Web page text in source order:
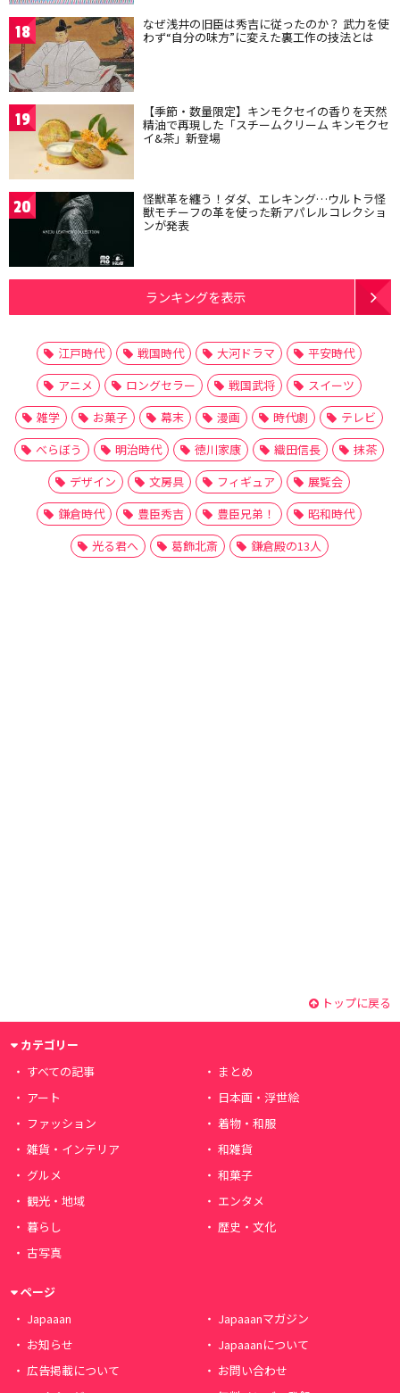
18 なぜ浅井の旧臣は秀吉に従ったのか？ 武力を使
わず“自分の味方”に変えた裏工作の技法とは
19 【季節・数量限定】キンモクセイの香りを天然
精油で再現した「スチームクリーム キンモクセ
イ&茶」新登場
20 怪獣革を纏う！ダダ、エレキング…ウルトラ怪
獣モチーフの革を使った新アパレルコレクショ
ンが発表
ランキングを表示
江戸時代 戦国時代 大河ドラマ
平安時代
アニメ
ロングセラー 戦国武将
スイーツ
雑学
お菓子 幕末 漫画 時代劇
テレビ
べらぼう
明治時代 徳川家康 織田信長
抹茶
デザイン
文房具 フィギュア
展覧会
鎌倉時代
豊臣秀吉 豊臣兄弟！
昭和時代
光る君へ
葛飾北斎 鎌倉殿の13人
トップに戻る
カテゴリー
すべての記事
まとめ
アート
日本画・浮世絵
ファッション
着物・和服
雑貨・インテリア
和雑貨
グルメ
和菓子
観光・地域
エンタメ
暮らし
歴史・文化
古写真
ページ
Japaaan
Japaaanマガジン
お知らせ
Japaaanについて
広告掲載について
お問い合わせ